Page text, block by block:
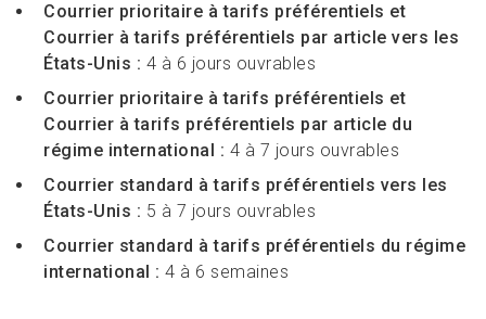
Courrier prioritaire à tarifs préférentiels et
Courrier à tarifs préférentiels par article vers les
États-Unis : 4 à 6 jours ouvrables
Courrier prioritaire à tarifs préférentiels et
Courrier à tarifs préférentiels par article du
régime international : 4 à 7 jours ouvrables
Courrier standard à tarifs préférentiels vers les
États-Unis : 5 à 7 jours ouvrables
Courrier standard à tarifs préférentiels du régime
international : 4 à 6 semaines